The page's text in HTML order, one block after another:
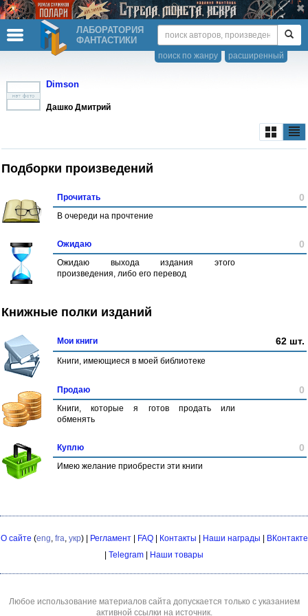
ЛАБОРАТОРИЯ
ФАНТАСТИКИ
расширенный
поиск по жанру
Dimson
Дашко Дмитрий
Подборки произведений
Прочитать 0
В очереди на прочтение
Ожидаю 0
Ожидаю выхода издания этого
произведения, либо его перевод
Книжные полки изданий
Мои книги 62 шт.
Книги, имеющиеся в моей библиотеке
Продаю 0
Книги, которые я готов продать или
обменять
Куплю 0
Имею желание приобрести эти книги
О сайте (eng, fra, укр) | Регламент| FAQ| Контакты Наши награды
ВКонтакте
Telegram Наши товары
Любое использование материалов сайта допускается только с указанием
активной ссылки на источник.